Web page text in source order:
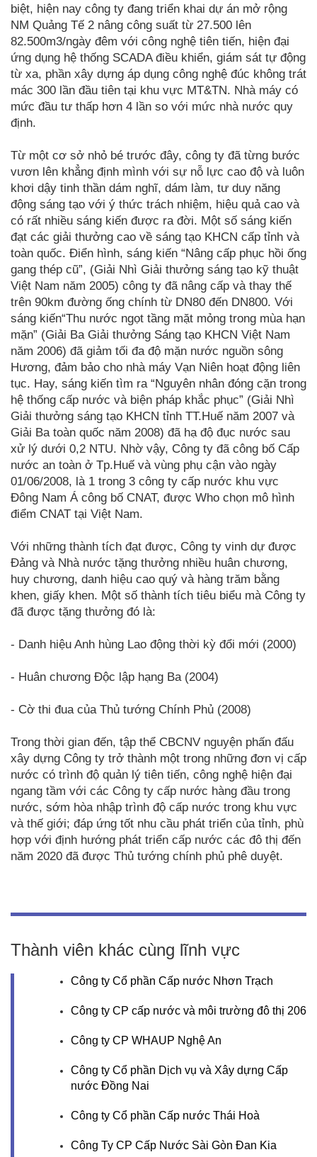
biệt, hiện nay công ty đang triển khai dự án mở rộng
NM Quảng Tế 2 nâng công suất từ 27.500 lên
82.500m3/ngày đêm với công nghệ tiên tiến, hiện đại
ứng dụng hệ thống SCADA điều khiển, giám sát tự động
từ xa, phần xây dựng áp dụng công nghệ đúc không trát
mác 300 lần đầu tiên tại khu vực MT&TN. Nhà máy có
mức đầu tư thấp hơn 4 lần so với mức nhà nước quy
định.
Từ một cơ sở nhỏ bé trước đây, công ty đã từng bước
vươn lên khẳng định mình với sự nỗ lực cao độ và luôn
khơi dậy tinh thần dám nghĩ, dám làm, tư duy năng
động sáng tạo với ý thức trách nhiệm, hiệu quả cao và
có rất nhiều sáng kiến được ra đời. Một số sáng kiến
đạt các giải thưởng cao về sáng tạo KHCN cấp tỉnh và
toàn quốc. Điển hình, sáng kiến “Nâng cấp phục hồi ống
gang thép cũ”, (Giải Nhì Giải thưởng sáng tạo kỹ thuật
Việt Nam năm 2005) công ty đã nâng cấp và thay thế
trên 90km đường ống chính từ DN80 đến DN800. Với
sáng kiến“Thu nước ngọt tầng mặt mỏng trong mùa hạn
mặn” (Giải Ba Giải thưởng Sáng tạo KHCN Việt Nam
năm 2006) đã giảm tối đa độ mặn nước nguồn sông
Hương, đảm bảo cho nhà máy Vạn Niên hoạt động liên
tục. Hay, sáng kiến tìm ra “Nguyên nhân đóng cặn trong
hệ thống cấp nước và biện pháp khắc phục” (Giải Nhì
Giải thưởng sáng tạo KHCN tỉnh TT.Huế năm 2007 và
Giải Ba toàn quốc năm 2008) đã hạ độ đục nước sau
xử lý dưới 0,2 NTU. Nhờ vậy, Công ty đã công bố Cấp
nước an toàn ở Tp.Huế và vùng phụ cận vào ngày
01/06/2008, là 1 trong 3 công ty cấp nước khu vực
Đông Nam Á công bố CNAT, được Who chọn mô hình
điểm CNAT tại Việt Nam.
Với những thành tích đạt được, Công ty vinh dự được
Đảng và Nhà nước tặng thưởng nhiều huân chương,
huy chương, danh hiệu cao quý và hàng trăm bằng
khen, giấy khen. Một số thành tích tiêu biểu mà Công ty
đã được tặng thưởng đó là:
- Danh hiệu Anh hùng Lao động thời kỳ đổi mới (2000)
- Huân chương Độc lập hạng Ba (2004)
- Cờ thi đua của Thủ tướng Chính Phủ (2008)
Trong thời gian đến, tập thể CBCNV nguyện phấn đấu
xây dựng Công ty trở thành một trong những đơn vị cấp
nước có trình độ quản lý tiên tiến, công nghệ hiện đại
ngang tầm với các Công ty cấp nước hàng đầu trong
nước, sớm hòa nhập trình độ cấp nước trong khu vực
và thế giới; đáp ứng tốt nhu cầu phát triển của tỉnh, phù
hợp với định hướng phát triển cấp nước các đô thị đến
năm 2020 đã được Thủ tướng chính phủ phê duyệt.
Thành viên khác cùng lĩnh vực
Công ty Cổ phần Cấp nước Nhơn Trạch
Công ty CP cấp nước và môi trường đô thị 206
Công ty CP WHAUP Nghệ An
Công ty Cổ phần Dịch vụ và Xây dựng Cấp
nước Đồng Nai
Công ty Cổ phần Cấp nước Thái Hoà
Công Ty CP Cấp Nước Sài Gòn Đan Kia